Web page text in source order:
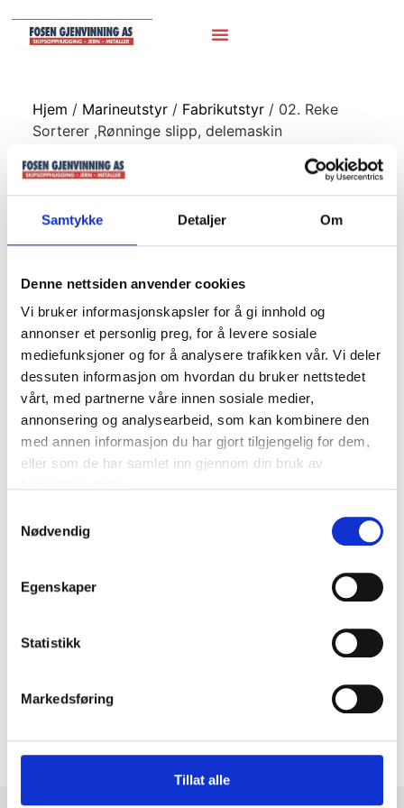
Samtykke Detaljer Om
Denne nettsiden anvender cookies
Vi bruker informasjonskapsler for å gi innhold og
annonser et personlig preg, for å levere sosiale
mediefunksjoner og for å analysere trafikken vår. Vi deler
dessuten informasjon om hvordan du bruker nettstedet
vårt, med partnerne våre innen sosiale medier,
annonsering og analysearbeid, som kan kombinere den
med annen informasjon du har gjort tilgjengelig for dem,
eller som de har samlet inn gjennom din bruk av
Nødvendig
Egenskaper
Statistikk
Markedsføring
Tillat alle
Hjem / Marineutstyr/ Fabrikutstyr/ 02. Reke
Sorterer ,Rønninge slipp, delemaskin
02. Reke Sorterer
,Rønninge slipp,
delemaskin